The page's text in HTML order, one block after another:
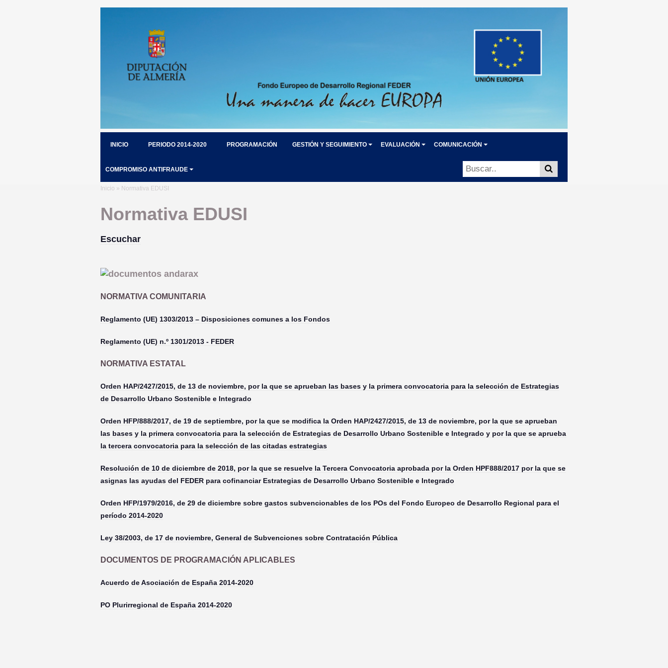
INICIO PERIODO 2014-2020 PROGRAMACIÓN GESTIÓN Y SEGUIMIENTO EVALUACIÓN COMUNICACIÓN
COMPROMISO ANTIFRAUDE
Inicio » Normativa EDUSI
Normativa EDUSI
Escuchar
NORMATIVA COMUNITARIA
Reglamento (UE) 1303/2013 – Disposiciones comunes a los Fondos
Reglamento (UE) n.º 1301/2013 - FEDER
NORMATIVA ESTATAL
Orden HAP/2427/2015, de 13 de noviembre, por la que se aprueban las bases y la primera convocatoria para la selección de Estrategias
de Desarrollo Urbano Sostenible e Integrado
Orden HFP/888/2017, de 19 de septiembre, por la que se modifica la Orden HAP/2427/2015, de 13 de noviembre, por la que se aprueban
las bases y la primera convocatoria para la selección de Estrategias de Desarrollo Urbano Sostenible e Integrado y por la que se aprueba
la tercera convocatoria para la selección de las citadas estrategias
Resolución de 10 de diciembre de 2018, por la que se resuelve la Tercera Convocatoria aprobada por la Orden HPF888/2017 por la que se
asignas las ayudas del FEDER para cofinanciar Estrategias de Desarrollo Urbano Sostenible e Integrado
Orden HFP/1979/2016, de 29 de diciembre sobre gastos subvencionables de los POs del Fondo Europeo de Desarrollo Regional para el
período 2014-2020
Ley 38/2003, de 17 de noviembre, General de Subvenciones sobre Contratación Pública
DOCUMENTOS DE PROGRAMACIÓN APLICABLES
Acuerdo de Asociación de España 2014-2020
PO Plurirregional de España 2014-2020